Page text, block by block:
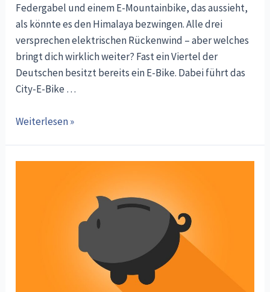
Federgabel und einem E-Mountainbike, das aussieht,
als könnte es den Himalaya bezwingen. Alle drei
versprechen elektrischen Rückenwind – aber welches
bringt dich wirklich weiter? Fast ein Viertel der
Deutschen besitzt bereits ein E-Bike. Dabei führt das
City-E-Bike …
E-
Weiterlesen »